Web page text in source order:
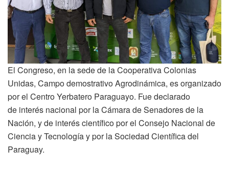
El Congreso, en la sede de la Cooperativa Colonias
Unidas, Campo demostrativo Agrodinámica, es organizado
por el Centro Yerbatero Paraguayo. Fue declarado
de interés nacional por la Cámara de Senadores de la
Nación, y de interés científico por el Consejo Nacional de
Ciencia y Tecnología y por la Sociedad Científica del
Paraguay.